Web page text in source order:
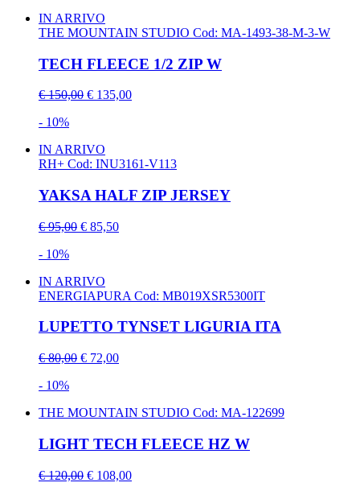
IN ARRIVO
THE MOUNTAIN STUDIO Cod: MA-1493-38-M-3-W
TECH FLEECE 1/2 ZIP W
€ 150,00 € 135,00
- 10%
IN ARRIVO
RH+ Cod: INU3161-V113
YAKSA HALF ZIP JERSEY
€ 95,00 € 85,50
- 10%
IN ARRIVO
ENERGIAPURA Cod: MB019XSR5300IT
LUPETTO TYNSET LIGURIA ITA
€ 80,00 € 72,00
- 10%
THE MOUNTAIN STUDIO Cod: MA-122699
LIGHT TECH FLEECE HZ W
€ 120,00 € 108,00